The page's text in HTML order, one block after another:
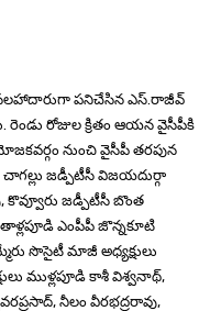
సలహాదారుగా పనిచేసిన ఎస్.రాజీవ్
రోజుల క్రితం ఆయన వైసీపీకి
నుంచి వైసీపీ తరపున
జడ్పీటీసీ విజయదుర్గా
జడ్పీటీసీ బొంత
ఎంపీపీ జొన్నకూటి
సొసైటీ మాజీ అధ్యక్షులు
ముళ్లపూడి కాశీ విశ్వనాథ్,
నీలం వీరభద్రరావు,